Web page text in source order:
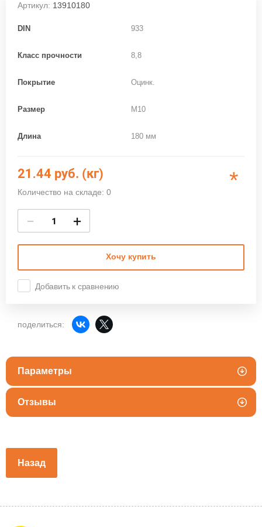
Артикул: 13910180
DIN 933
Класс прочности 8,8
Покрытие Оцинк.
Размер M10
Длина 180 мм
21.44 руб. (кг)
Количество на складе: 0 *
− +
Хочу купить
Добавить к сравнению
поделиться:
Параметры
Отзывы
Назад